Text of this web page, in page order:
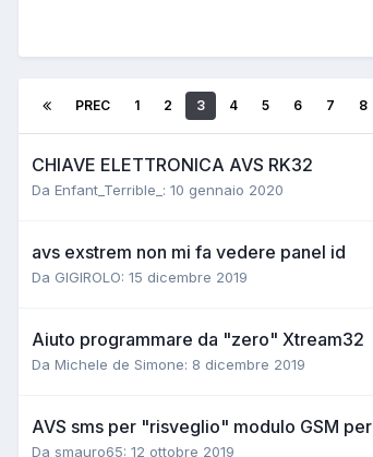
PREC 1 2 3 4 5 6 7 8
CHIAVE ELETTRONICA AVS RK32
Da Enfant_Terrible_: 10 gennaio 2020
avs exstrem non mi fa vedere panel id
Da GIGIROLO: 15 dicembre 2019
Aiuto programmare da "zero" Xtream32
Da Michele de Simone: 8 dicembre 2019
AVS sms per "risveglio" modulo GSM per
Da smauro65: 12 ottobre 2019